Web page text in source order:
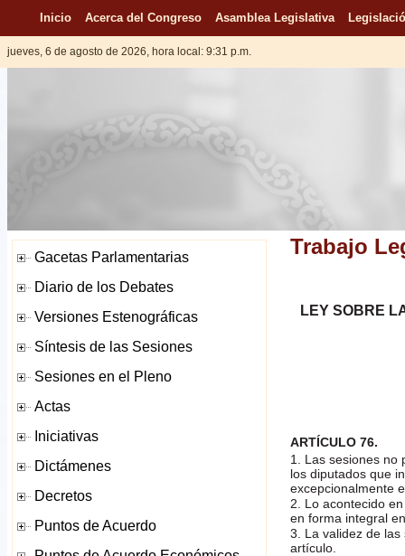
Inicio Acerca del Congreso Asamblea Legislativa
jueves, 6 de agosto de 2026, hora local: 9:31 p.m.
Trabajo
LEY SOBRE
ARTÍCULO 76.
1. Las sesiones no
los diputados que
excepcionalmente
2. Lo acontecido
en forma integral
3. La validez de
artículo.